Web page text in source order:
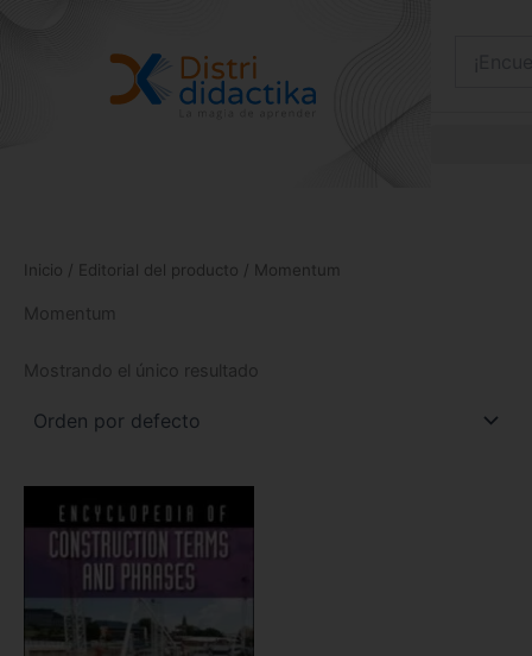
Inicio / Editorial del producto / Momentum
Momentum
Mostrando el único resultado